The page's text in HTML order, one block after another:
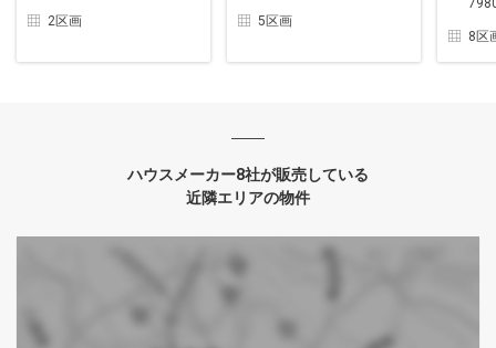
2区画 5区画
8区
ハウスメーカー8社が販売している
近隣エリアの物件